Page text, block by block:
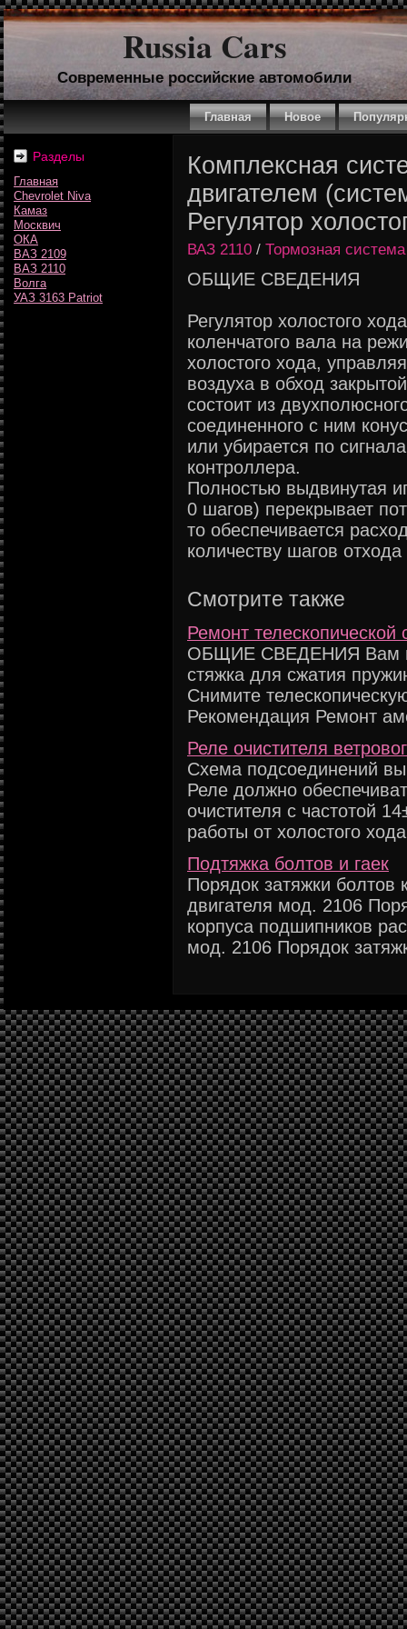
Russia Cars
Современные российские автомобили
Главная Новое
Разделы
Главная
Chevrolet Niva
Камаз
Москвич
ОКА
ВАЗ 2109
ВАЗ 2110
Волга
УАЗ 3163 Patriot
Комплексная
двигателем
Регулятор
ВАЗ 2110 / Тормозная система
ОБЩИЕ СВЕДЕНИЯ
Регулятор холостого
коленчатого вала на
холостого хода,
воздуха в обход
состоит из
соединенного с ним
или убирается по
контроллера.
Полностью выдвинутая
0 шагов) перекрывает
то обеспечивается
количеству шагов
Смотрите также
Ремонт телескопической
ОБЩИЕ СВЕДЕНИЯ Вам
стяжка для сжатия
Снимите
Рекомендация Ремонт
Реле очистителя
Схема подсоединений
Реле должно
очистителя с частотой
работы от холостого
Подтяжка болтов и гаек
Порядок затяжки болтов
двигателя мод. 2106
корпуса подшипников
мод. 2106 Порядок